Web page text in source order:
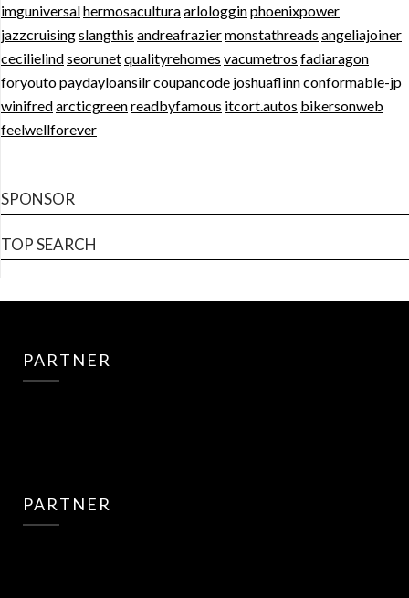
imguniversalhermosaculturaarlologginphoenixpower
jazzcruisingslangthis andreafraziermonstathreads angeliajoiner
cecilielindseorunetqualityrehomes vacumetros fadiaragon
foryoutopaydayloansilrcoupancode joshuaflinnconformable-jp
winifredarcticgreenreadbyfamous itcort.autos bikersonweb
feelwellforever
SPONSOR
TOP SEARCH
PARTNER
PARTNER